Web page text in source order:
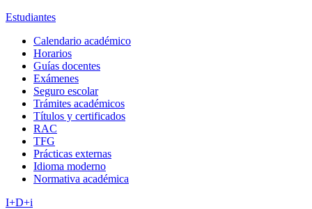
Estudiantes
Calendario académico
Horarios
Guías docentes
Exámenes
Seguro escolar
Trámites académicos
Títulos y certificados
RAC
TFG
Prácticas externas
Idioma moderno
Normativa académica
I+D+i